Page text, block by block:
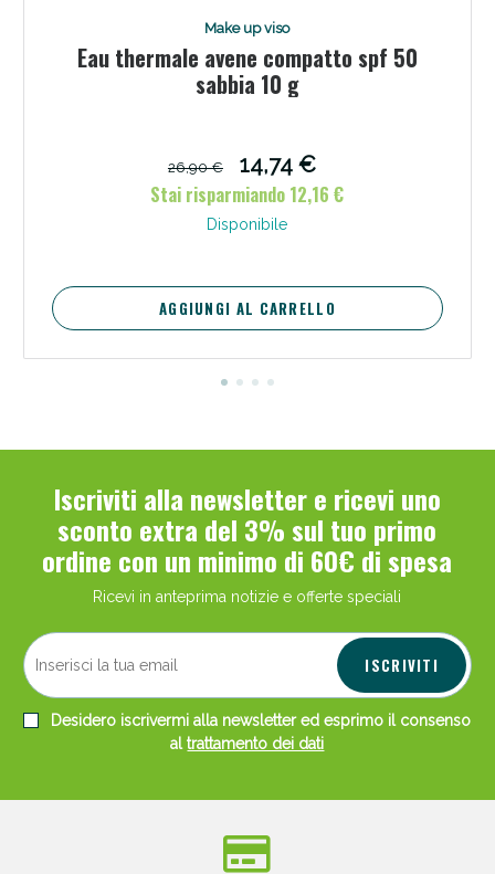
Make up viso
Eau thermale avene compatto spf 50
sabbia 10 g
26,90 €
14,74 €
Stai risparmiando 12,16 €
Disponibile
AGGIUNGI AL CARRELLO
Iscriviti alla newsletter e ricevi uno
sconto extra del 3% sul tuo primo
ordine con un minimo di 60€ di spesa
Ricevi in anteprima notizie e offerte speciali
ISCRIVITI
Desidero iscrivermi alla newsletter ed esprimo il consenso
altrattamento dei dati